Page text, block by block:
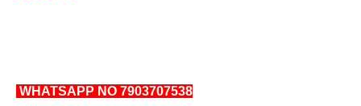
WHATSAPP NO 7903707538